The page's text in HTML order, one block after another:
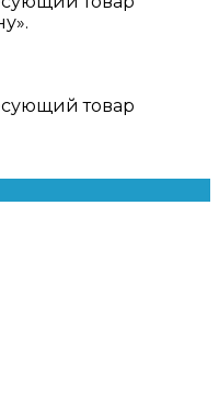
товар